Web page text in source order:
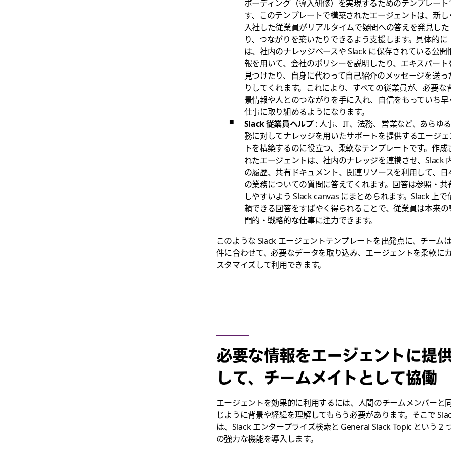
ボーディング（導入研修）を実現するためのテンプレート
す、このテンプレートで構築されたエージェントは、新し
入社した従業員がリアルタイムで疑問への答えを発見した
り、つながりを築いたりできるよう支援します。具体的に
は、社内のナレッジベースや Slack に保存されている公開
報を用いて、会社のポリシーを説明したり、エキスパート
見つけたり、自身に代わって自己紹介のメッセージを送っ
りしてくれます。これにより、すべての従業員が、必要な
景情報や人とのつながりを手に入れ、自信をもっていち早
仕事に取り組めるようになります。
Slack 従業員ヘルプ: 人事、IT、法務、営業など、あらゆ
務に対してナレッジを用いたサポートを提供するエージェ
トを構築するのに役立つ、柔軟なテンプレートです。作成
れたエージェントは、社内のナレッジを連携させ、Slack
の履歴、共有ドキュメント、関連リソースを利用して、日
の業務についての質問に答えてくれます。回答は参照・共
しやすいよう Slack canvas にまとめられます。Slack 上で
頼できる回答をすばやく得られることで、従業員は本来の
門的・戦略的な仕事に注力できます。
このような Slack エージェントテンプレートを出発点に、チーム
件に合わせて、必要なデータを取り込み、エージェントを柔軟にカ
スタマイズして利用できます。
必要な情報をエージェントに提
して、チームメイトとして協働
エージェントを効果的に利用するには、人間のチームメンバーと
じように背景や経緯を理解してもらう必要があります。そこで
は、Slack エンタープライズ検索と General Slack Topic という 2
の強力な機能を導入します。